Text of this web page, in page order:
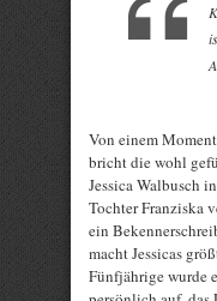
Von einem
bricht die wohl
Jessica Walbusch
Tochter Franziska
ein
macht Jessicas
Fünfjährige wurde